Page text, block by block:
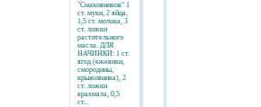
"Смаковников" 1
ст. муки, 2 яйца,
1,5 ст. молока, 3
ст. ложки
растительного
масла. ДЛЯ
НАЧИНКИ: 1 ст.
ягод (ежевики,
смородины,
крыжовника), 2
ст. ложки
крахмала, 0,5
ст...